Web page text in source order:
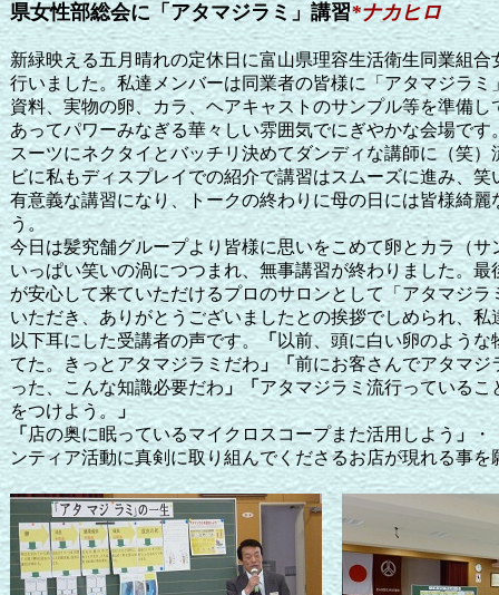
県女性部総会に「アタマジラミ」講習*ナカヒロ
新緑映える五月晴れの定休日に富山県理容生活衛生同業組
行いました。私達メンバーは同業者の皆様に「アタマジラ
資料、実物の卵、カラ、ヘアキャストのサンプル等を準備
あってパワーみなぎる華々しい雰囲気でにぎやかな会場で
スーツにネクタイとバッチリ決めてダンディな講師に（笑
ビに私もディスプレイでの紹介で講習はスムーズに進み、
有意義な講習になり、トークの終わりに母の日には皆様綺
う。
今日は髪究舗グループより皆様に思いをこめて卵とカラ（
いっぱい笑いの渦につつまれ、無事講習が終わりました。
が安心して来ていただけるプロのサロンとして「アタマジ
いただき、ありがとうございましたとの挨拶でしめられ、
以下耳にした受講者の声です。「 以前、頭に白い卵のよう
てた。きっとアタマジラミだわ 」「 前にお客さんでアタマジ
った、こんな知識必要だわ」「 アタマジラミ流行っている
をつけよう。 」
「店の奥に眠っているマイクロスコープまた活用しよう」・
ンティア活動に真剣に取り組んでくださるお店が現れる事を